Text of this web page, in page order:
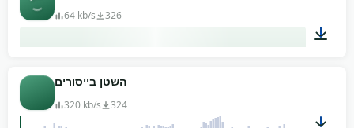
64 kb/s 326
השטן בייסורים
320 kb/s 324